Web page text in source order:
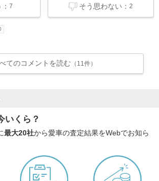
そう思わない：2
7
てのコメントを読む （11件）
いくら？
最大20社から愛車の査定結果をWebでお知ら